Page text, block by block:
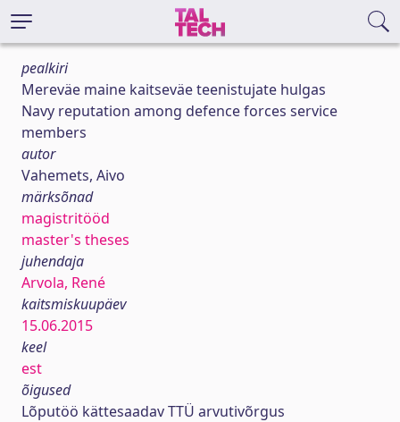
pealkiri
Mereväe maine kaitseväe teenistujate hulgas
Navy reputation among defence forces service
members
autor
Vahemets, Aivo
märksõnad
magistritööd
master's theses
juhendaja
Arvola, René
kaitsmiskuupäev
15.06.2015
keel
est
õigused
Lõputöö kättesaadav TTÜ arvutivõrgus